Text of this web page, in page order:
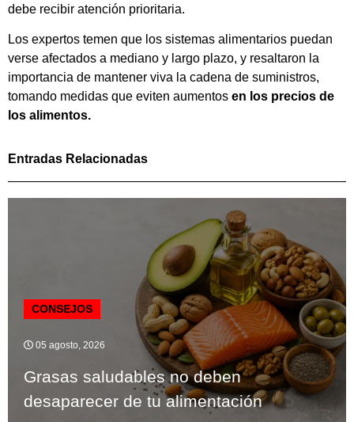
debe recibir atención prioritaria.
Los expertos temen que los sistemas alimentarios puedan
verse afectados a mediano y largo plazo, y resaltaron la
importancia de mantener viva la cadena de suministros,
tomando medidas que eviten aumentos en los precios de
los alimentos.
Entradas Relacionadas
CONSEJOS
05 agosto, 2026
Grasas saludables no deben
desaparecer de tu alimentación